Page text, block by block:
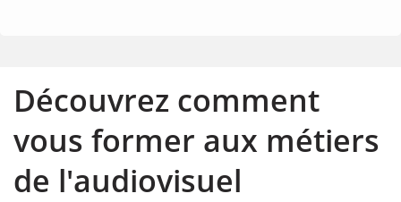
Découvrez comment
vous former aux métiers
de l'audiovisuel